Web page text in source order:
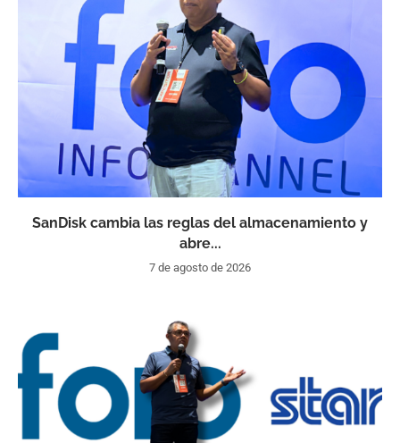
SanDisk cambia las reglas del almacenamiento y
abre...
7 de agosto de 2026